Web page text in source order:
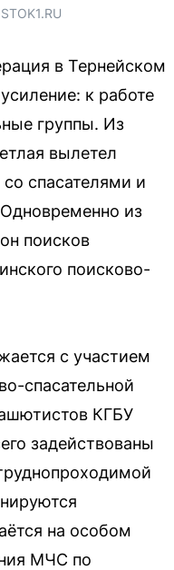
в Тернейском
к работе
группы. Из
вылетел
спасателями и
из
поисков
поисково-
с участием
спасательной
КГБУ
задействованы
на особом
МЧС по